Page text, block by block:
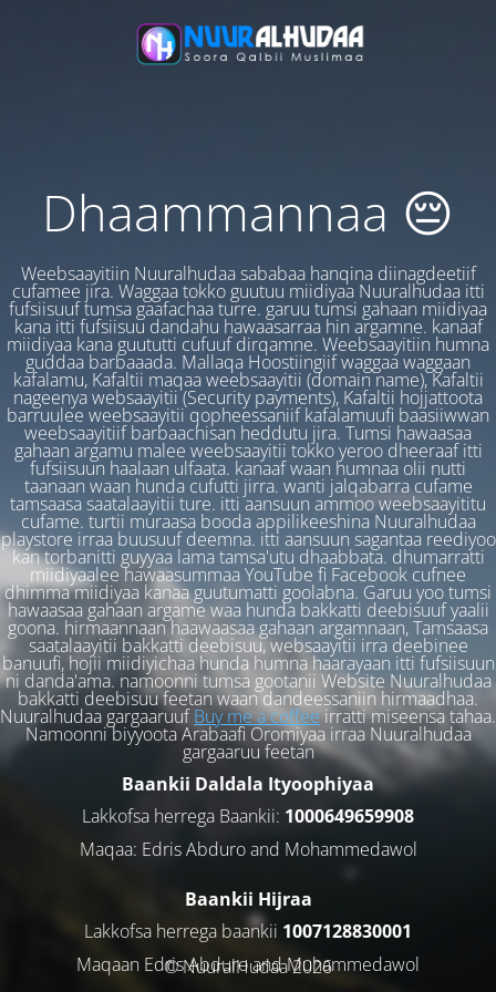
Dhaammannaa 😔
Weebsaayitiin Nuuralhudaa sababaa hanqina diinagdeetiif
cufamee jira. Waggaa tokko guutuu miidiyaa Nuuralhudaa itti
fufsiisuuf tumsa gaafachaa turre. garuu tumsi gahaan miidiyaa
kana itti fufsiisuu dandahu hawaasarraa hin argamne. kanaaf
miidiyaa kana guututti cufuuf dirqamne. Weebsaayitiin humna
guddaa barbaaada. Mallaqa Hoostiingiif waggaa waggaan
kafalamu, Kafaltii maqaa weebsaayitii (domain name), Kafaltii
nageenya websaayitii (Security payments), Kafaltii hojjattoota
barruulee weebsaayitii qopheessaniif kafalamuufi baasiiwwan
weebsaayitiif barbaachisan heddutu jira. Tumsi hawaasaa
gahaan argamu malee weebsaayitii tokko yeroo dheeraaf itti
fufsiisuun haalaan ulfaata. kanaaf waan humnaa olii nutti
taanaan waan hunda cufutti jirra. wanti jalqabarra cufame
tamsaasa saatalaayitii ture. itti aansuun ammoo weebsaayititu
cufame. turtii muraasa booda appilikeeshina Nuuralhudaa
playstore irraa buusuuf deemna. itti aansuun sagantaa reediyoo
kan torbanitti guyyaa lama tamsa'utu dhaabbata. dhumarratti
miidiyaalee hawaasummaa YouTube fi Facebook cufnee
dhimma miidiyaa kanaa guutumatti goolabna. Garuu yoo tumsi
hawaasaa gahaan argame waa hunda bakkatti deebisuuf yaalii
goona. hirmaannaan haawaasaa gahaan argamnaan, Tamsaasa
saatalaayitii bakkatti deebisuu, websaayitii irra deebinee
banuufi, hojii miidiyichaa hunda humna haarayaan itti fufsiisuun
ni danda'ama. namoonni tumsa gootanii Website Nuuralhudaa
bakkatti deebisuu feetan waan dandeessaniin hirmaadhaa.
Nuuralhudaa gargaaruufBuy me a coffeeirratti miseensa tahaa.
Namoonni biyyoota Arabaafi Oromiyaa irraa Nuuralhudaa
gargaaruu feetan
Baankii Daldala Ityoophiyaa
Lakkofsa herrega Baankii: 1000649659908
Maqaa: Edris Abduro and Mohammedawol
Baankii Hijraa
Lakkofsa herrega baankii 1007128830001
Maqaan Edris Abduro and Muhammedawol
© NuuralHudaa 2026